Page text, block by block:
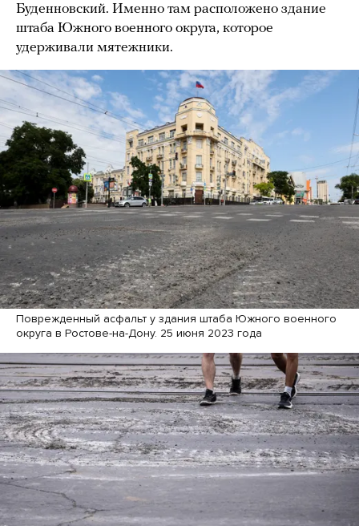
Буденновский. Именно там расположено здание
штаба Южного военного округа, которое
удерживали мятежники.
Поврежденный асфальт у здания штаба Южного военного
округа в Ростове-на-Дону. 25 июня 2023 года